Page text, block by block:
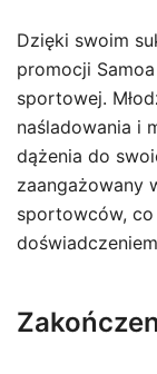
Dzięki swoim
promocji
sportowej.
naśladowania i
dążenia do
zaangażowany
sportowców,